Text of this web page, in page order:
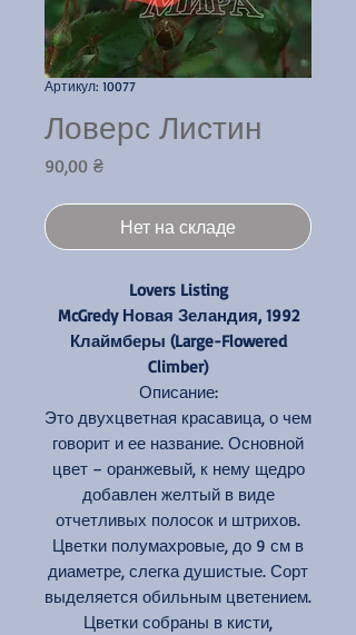
Артикул: 10077
Ловерс Листин
90,00 ₴Цена
Нет на складе
Lovers Listing
McGredy Новая Зеландия, 1992
Клаймберы (Large-Flowered
Climber)
Описание:
Это двухцветная красавица, о чем
говорит и ее название. Основной
цвет – оранжевый, к нему щедро
добавлен желтый в виде
отчетливых полосок и штрихов.
Цветки полумахровые, до 9 см в
диаметре, слегка душистые. Сорт
выделяется обильным цветением.
Цветки собраны в кисти,